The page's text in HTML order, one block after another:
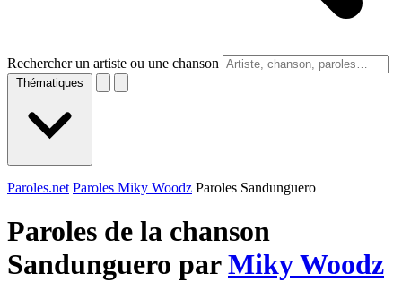
Rechercher un artiste ou une chanson
Thématiques
Paroles.net Paroles Miky Woodz Paroles Sandunguero
Paroles de la chanson
Sandunguero parMiky Woodz